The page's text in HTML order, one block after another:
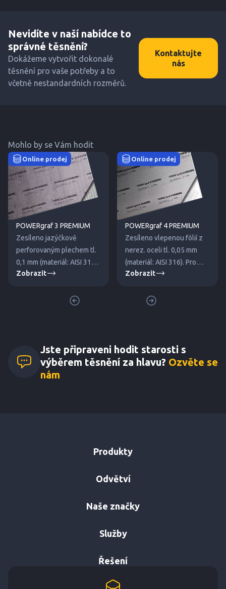
Nevidíte v naší nabídce to
správné těsnění?
Dokážeme vytvořit dokonalé
těsnění pro vaše potřeby a to
včetně nestandardních rozměrů.
Kontaktujte
nás
Mohlo by se Vám hodit
Online prodej
POWERgraf 3 PREMIUM
Zesíleno jazýčkově
perforovaným plechem tl.
0,1 mm (materiál: AISI 316).
Pro střední a vyšší tlaky.
Zobrazit
Online prodej
POWERgraf 4 PREMIUM
Zesíleno vlepenou fólií z
nerez. oceli tl. 0,05 mm
(materiál: AISI 316). Pro
nízké a střední tlaky.
Zobrazit
Jste připraveni hodit starosti s
výběrem těsnění za hlavu? Ozvěte se
nám
Produkty
Odvětví
Naše značky
Služby
Řešení